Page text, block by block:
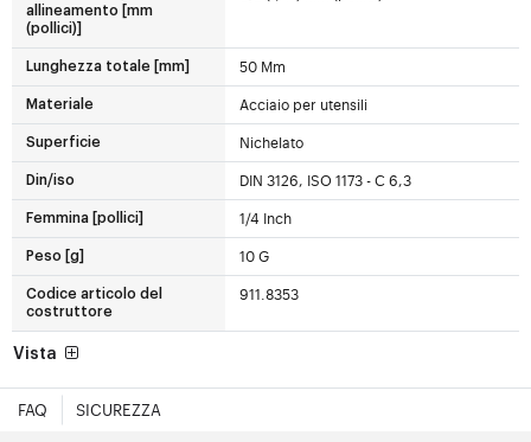
allineamento [mm
(pollici)]
Lunghezza totale [mm] 50 Mm
Materiale Acciaio per utensili
Superficie Nichelato
Din/iso DIN 3126, ISO 1173 - C 6,3
Femmina [pollici] 1/4 Inch
Peso [g] 10 G
Codice articolo del
costruttore
911.8353
Vista
FAQ SICUREZZA